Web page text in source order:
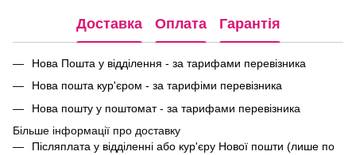
Доставка Оплата Гарантія
Нова Пошта у відділення - за тарифами перевізника
Нова пошта кур'єром - за тарифіми перевізника
Нова пошту у поштомат - за тарифами перевізника
Більше інформації про доставку
Післяплата у відділенні або кур'єру Нової пошти (лише по